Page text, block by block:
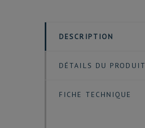
DESCRIPTION
DÉTAILS DU PRODUIT
FICHE TECHNIQUE